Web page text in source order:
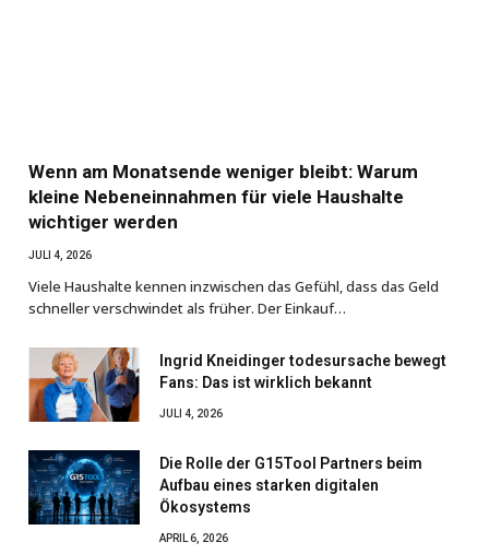
Wenn am Monatsende weniger bleibt: Warum
kleine Nebeneinnahmen für viele Haushalte
wichtiger werden
JULI 4, 2026
Viele Haushalte kennen inzwischen das Gefühl, dass das Geld
schneller verschwindet als früher. Der Einkauf…
Ingrid Kneidinger todesursache bewegt
Fans: Das ist wirklich bekannt
JULI 4, 2026
Die Rolle der G15Tool Partners beim
Aufbau eines starken digitalen
Ökosystems
APRIL 6, 2026